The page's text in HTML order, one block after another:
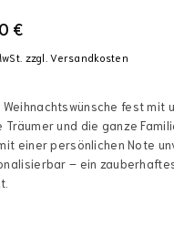
€
fest mit
Träumer und die ganze
einer persönlichen Note
– ein
zzgl.Versandkosten